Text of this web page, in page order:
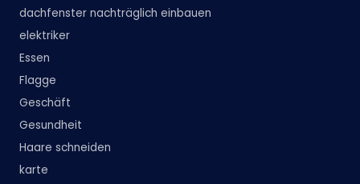
dachfenster nachträglich einbauen
elektriker
Essen
Flagge
Geschäft
Gesundheit
Haare schneiden
karte